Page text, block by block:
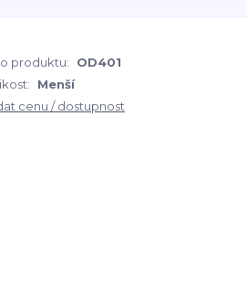
produktu: OD401
Menší
cenu / dostupnost